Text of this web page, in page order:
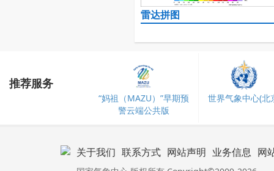
雷达拼图
推荐服务
“妈祖（MAZU）”早期预
警云端公共版
世界气象中心(北
关于我们 联系方式 网站声明 业务信息 网